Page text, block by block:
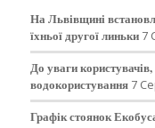
На Львівщині
їхньої другої линьки 7
До уваги
водокористування 7
Графік стоянок